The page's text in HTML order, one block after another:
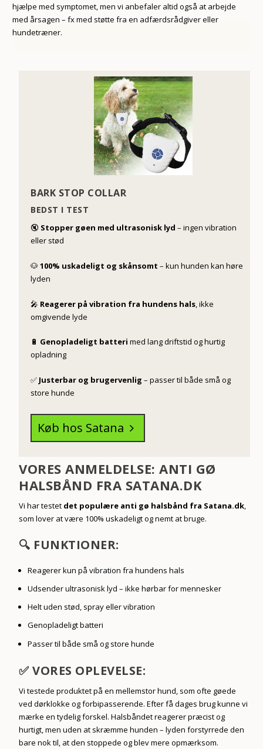
hjælpe med symptomet, men vi anbefaler altid også at arbejde
med årsagen – fx med støtte fra en adfærdsrådgiver eller
hundetræner.
BARK STOP COLLAR
BEDST I TEST
🔇 Stopper gøen med ultrasonisk lyd – ingen vibration
eller stød
🐶100% uskadeligt og skånsomt – kun hunden kan høre
lyden
🎤 Reagerer på vibration fra hundens hals, ikke
omgivende lyde
🔋 Genopladeligt batteri med lang driftstid og hurtig
opladning
✅ Justerbar og brugervenlig – passer til både små og
store hunde
Køb hos Satana 5
VORES ANMELDELSE: ANTI GØ
HALSBÅND FRA SATANA.DK
Vi har testet det populære anti gø halsbånd fra Satana.dk,
som lover at være 100% uskadeligt og nemt at bruge.
🔍 FUNKTIONER:
Reagerer kun på vibration fra hundens hals
Udsender ultrasonisk lyd – ikke hørbar for mennesker
Helt uden stød, spray eller vibration
Genopladeligt batteri
Passer til både små og store hunde
✅ VORES OPLEVELSE:
Vi testede produktet på en mellemstor hund, som ofte gøede
ved dørklokke og forbipasserende. Efter få dages brug kunne vi
mærke en tydelig forskel. Halsbåndet reagerer præcist og
hurtigt, men uden at skræmme hunden – lyden forstyrrede den
bare nok til, at den stoppede og blev mere opmærksom.